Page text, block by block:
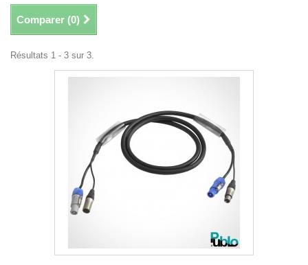
Comparer (0)
Résultats 1 - 3 sur 3.